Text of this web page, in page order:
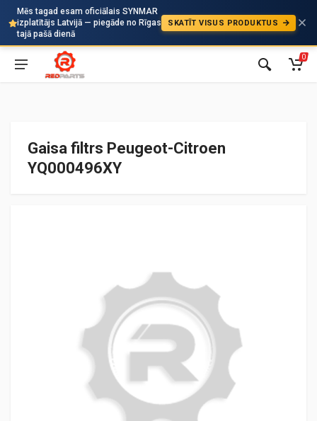
Mēs tagad esam oficiālais SYNMAR
izplatītājs Latvijā — piegāde no Rīgas
tajā pašā dienā
SKATĪT VISUS PRODUKTUS
Auto
0
Gaisa filtrs Peugeot-Citroen
YQ000496XY